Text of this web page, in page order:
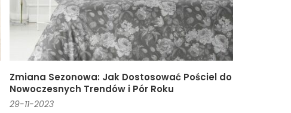
Zmiana Sezonowa: Jak Dostosować Pościel do
Nowoczesnych Trendów i Pór Roku
29-11-2023